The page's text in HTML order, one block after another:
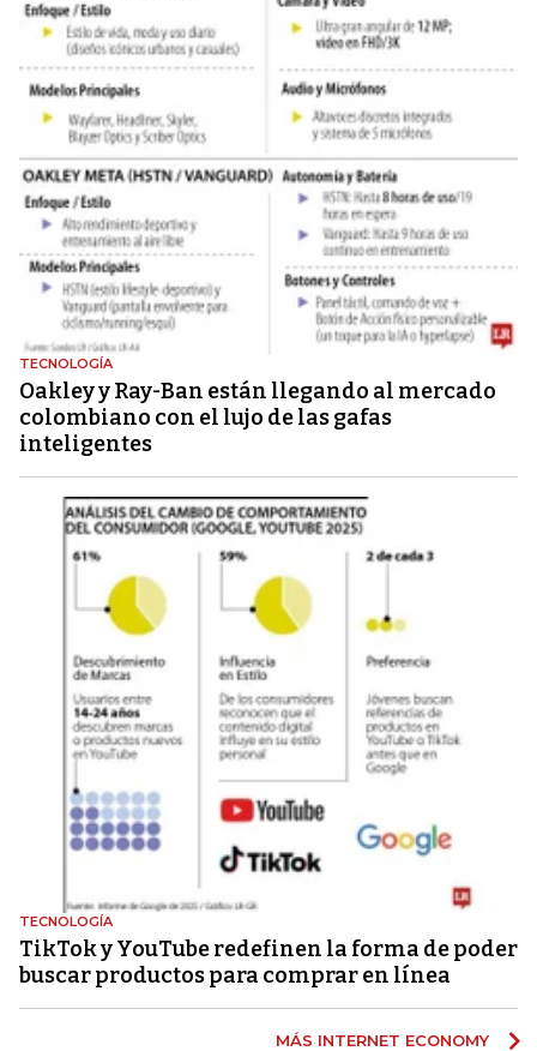
TECNOLOGÍA
Oakley y Ray-Ban están llegando al mercado
colombiano con el lujo de las gafas
inteligentes
TECNOLOGÍA
TikTok y YouTube redefinen la forma de poder
buscar productos para comprar en línea
MÁS INTERNET ECONOMY